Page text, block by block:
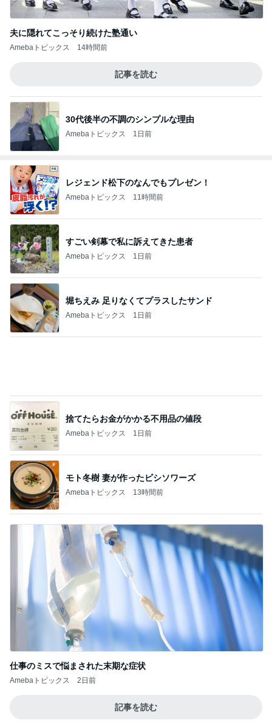
夫に隠れてこっそり続けた塾通い
Amebaトピックス 14時間前
記事を読む
30代後半の不調のシンプルな理由
Amebaトピックス 1日前
レジェンド松下のなんでもプレゼン！
Amebaトピックス 11時間前
すごい剣幕で私に訴えてきた患者
Amebaトピックス 1日前
堀ちえみ 足りなくてプラスしたサンド
Amebaトピックス 1日前
モト冬樹 妻が作ったビシソワーズ
Amebaトピックス 13時間前
仕事のミスで悩まされた末期な症状
Amebaトピックス 2日前
記事を読む
Amebaトピックス 20時間前